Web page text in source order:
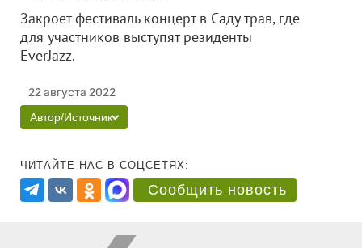
Закроет фестиваль концерт в Саду трав, где
для участников выступят резиденты
EverJazz.
22 августа 2022
Автор/Источник
ЧИТАЙТЕ НАС В СОЦСЕТЯХ:
Сообщить новость